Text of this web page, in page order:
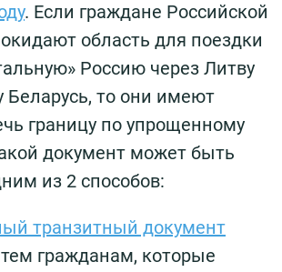
. Если граждане Российской
область для поездки
Россию через Литву
Беларусь, то они имеют
границу по упрощенному
документ может быть
из 2 способов:
транзитный документ
гражданам, которые